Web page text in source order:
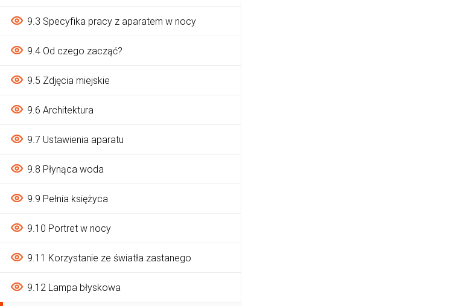
9.3 Specyfika pracy z aparatem w nocy
9.4 Od czego zacząć?
9.5 Zdjęcia miejskie
9.6 Architektura
9.7 Ustawienia aparatu
9.8 Płynąca woda
9.9 Pełnia księżyca
9.10 Portret w nocy
9.11 Korzystanie ze światła zastanego
9.12 Lampa błyskowa